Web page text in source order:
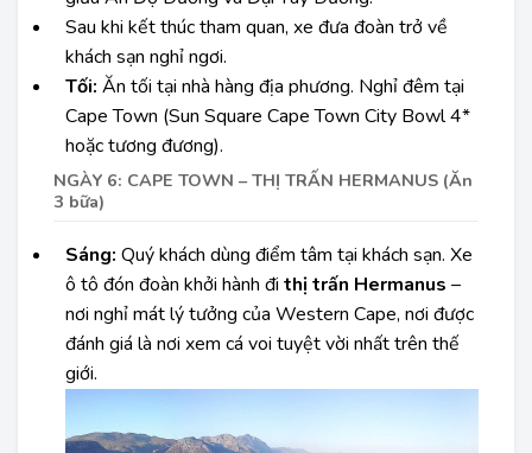
Sau khi kết thúc tham quan, xe đưa đoàn trở về
khách sạn nghỉ ngơi.
Tối: Ăn tối tại nhà hàng địa phương. Nghỉ đêm tại
Cape Town (Sun Square Cape Town City Bowl 4*
hoặc tương đương).
NGÀY 6: CAPE TOWN – THỊ TRẤN HERMANUS (Ăn
3 bữa)
Sáng: Quý khách dùng điểm tâm tại khách sạn. Xe
ô tô đón đoàn khởi hành đi thị trấn Hermanus –
nơi nghỉ mát lý tưởng của Western Cape, nơi được
đánh giá là nơi xem cá voi tuyệt vời nhất trên thế
giới.